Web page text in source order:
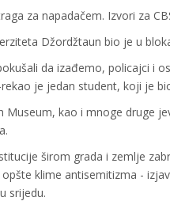
za napadačem. Izvori za
Džordžtaun bio je u
da izađemo, policajci i
je jedan student, koji je
Museum, kao i mnoge druge
širom grada i zemlje
opšte klime antisemitizma -
srijedu.